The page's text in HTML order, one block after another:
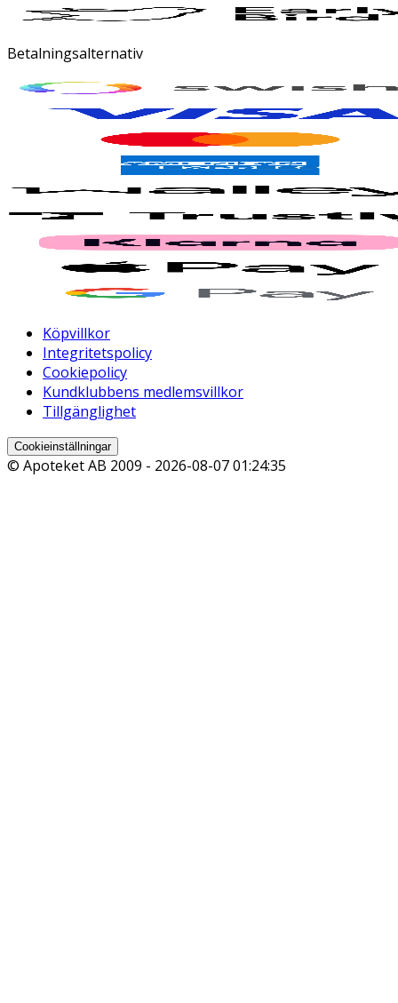
Betalningsalternativ
Köpvillkor
Integritetspolicy
Cookiepolicy
Kundklubbens medlemsvillkor
Tillgänglighet
Cookieinställningar
© Apoteket AB 2009 - 2026-08-07 01:24:35